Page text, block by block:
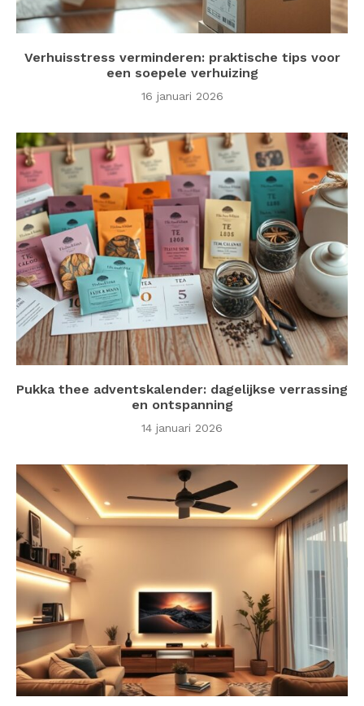
Verhuisstress verminderen: praktische tips voor
een soepele verhuizing
16 januari 2026
Pukka thee adventskalender: dagelijkse verrassing
en ontspanning
14 januari 2026